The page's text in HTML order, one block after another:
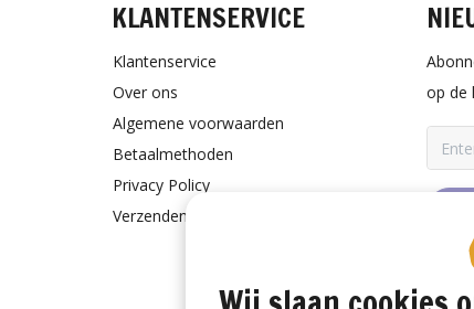
KLANTENSERVICE
Klantenservice
Over ons
Algemene voorwaarden
Betaalmethoden
Privacy Policy
Verzenden & retourneren
op de